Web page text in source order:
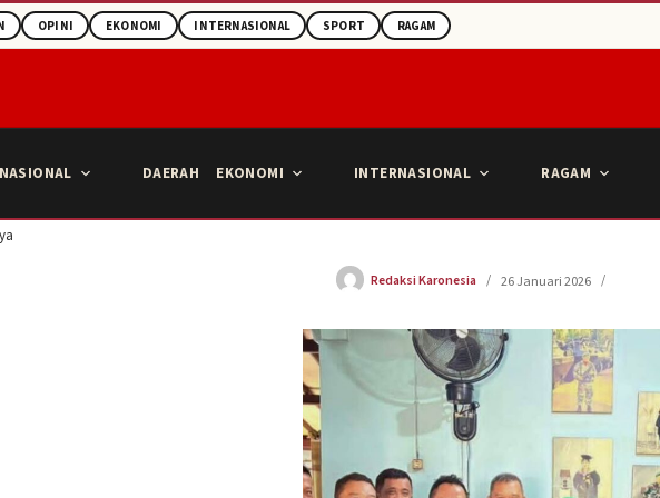
OPINI EKONOMI INTERNASIONAL SPORT RAGAM
NASIONAL DAERAH EKONOMI INTERNASIONAL RAGAM
Redaksi Karonesia 26 Januari 2026